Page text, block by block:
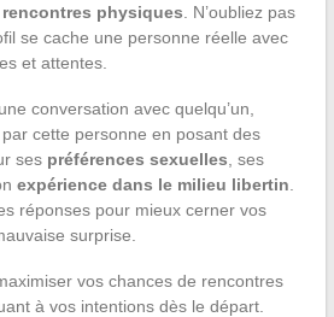
rencontres physiques . N’oubliez pas
se cache une personne réelle avec
et attentes.
conversation avec quelqu’un,
cette personne en posant des
ses préférences sexuelles , ses
expérience dans le milieu libertin
réponses pour mieux cerner vos
surprise.
vos chances de rencontres
à vos intentions dès le départ.